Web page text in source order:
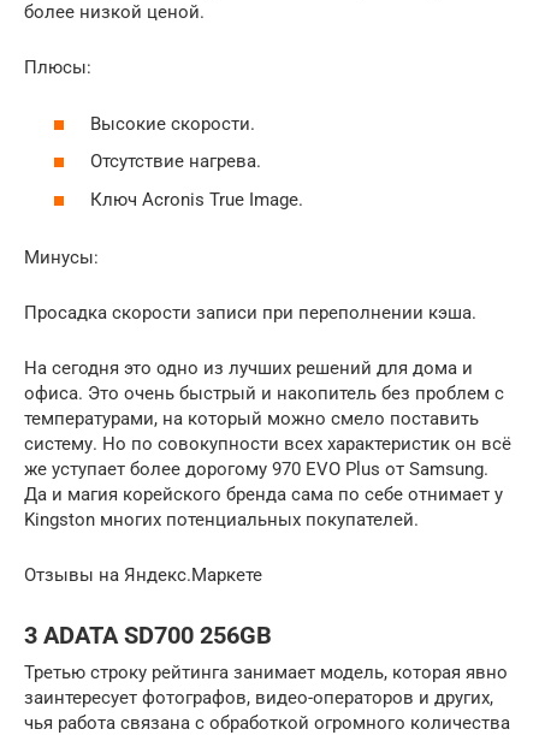
более низкой ценой.
Плюсы:
Высокие скорости.
Отсутствие нагрева.
Ключ Acronis True Image.
Минусы:
Просадка скорости записи при переполнении кэша.
На сегодня это одно из лучших решений для дома и
офиса. Это очень быстрый и накопитель без проблем с
температурами, на который можно смело поставить
систему. Но по совокупности всех характеристик он всё
же уступает более дорогому 970 EVO Plus от Samsung.
Да и магия корейского бренда сама по себе отнимает у
Kingston многих потенциальных покупателей.
Отзывы на Яндекс.Маркете
3 ADATA SD700 256GB
Третью строку рейтинга занимает модель, которая явно
заинтересует фотографов, видео-операторов и других,
чья работа связана с обработкой огромного количества